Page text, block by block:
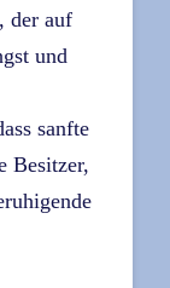
der auf
und
sanfte
Besitzer,